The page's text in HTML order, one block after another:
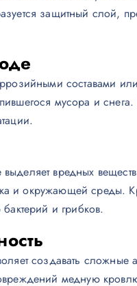
защитный слой,
составами
мусора и
вредных
и окружающей среды.
и грибков.
создавать сложные
медную